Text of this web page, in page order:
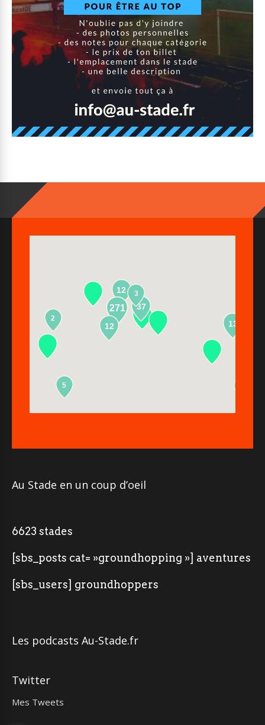
12
271
13
37
2
5
12
3
Au Stade en un coup d’oeil
6623 stades
[sbs_posts cat= »groundhopping »] aventures
[sbs_users] groundhoppers
Les podcasts Au-Stade.fr
Twitter
Mes Tweets